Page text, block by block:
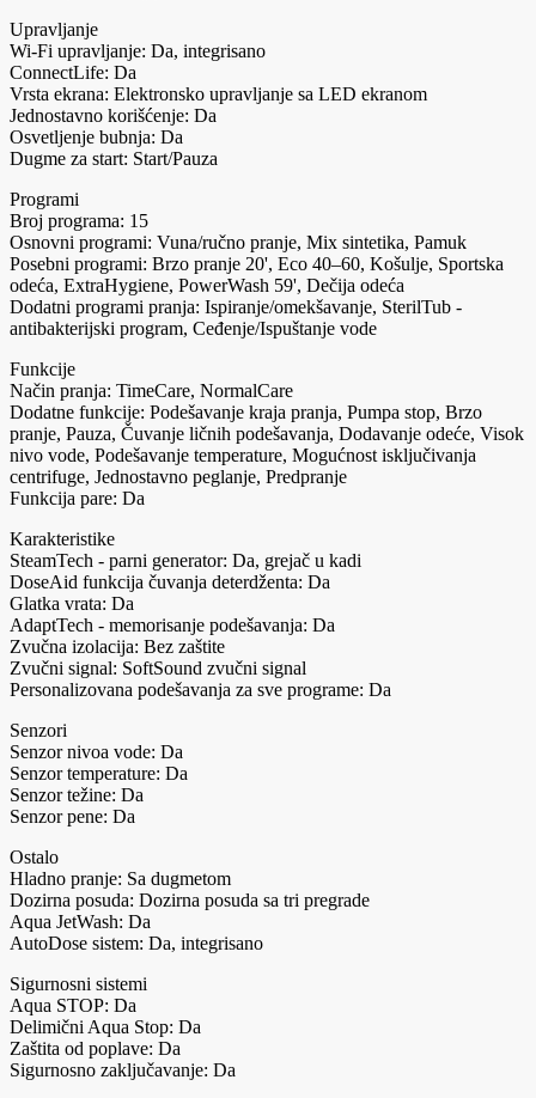
Upravljanje
Wi-Fi upravljanje: Da, integrisano
ConnectLife: Da
Vrsta ekrana: Elektronsko upravljanje sa LED ekranom
Jednostavno korišćenje: Da
Osvetljenje bubnja: Da
Dugme za start: Start/Pauza
Programi
Broj programa: 15
Osnovni programi: Vuna/ručno pranje, Mix sintetika, Pamuk
Posebni programi: Brzo pranje 20', Eco 40–60, Košulje, Sportska
odeća, ExtraHygiene, PowerWash 59', Dečija odeća
Dodatni programi pranja: Ispiranje/omekšavanje, SterilTub -
antibakterijski program, Ceđenje/Ispuštanje vode
Funkcije
Način pranja: TimeCare, NormalCare
Dodatne funkcije: Podešavanje kraja pranja, Pumpa stop, Brzo
pranje, Pauza, Čuvanje ličnih podešavanja, Dodavanje odeće, Visok
nivo vode, Podešavanje temperature, Mogućnost isključivanja
centrifuge, Jednostavno peglanje, Predpranje
Funkcija pare: Da
Karakteristike
SteamTech - parni generator: Da, grejač u kadi
DoseAid funkcija čuvanja deterdženta: Da
Glatka vrata: Da
AdaptTech - memorisanje podešavanja: Da
Zvučna izolacija: Bez zaštite
Zvučni signal: SoftSound zvučni signal
Personalizovana podešavanja za sve programe: Da
Senzori
Senzor nivoa vode: Da
Senzor temperature: Da
Senzor težine: Da
Senzor pene: Da
Ostalo
Hladno pranje: Sa dugmetom
Dozirna posuda: Dozirna posuda sa tri pregrade
Aqua JetWash: Da
AutoDose sistem: Da, integrisano
Sigurnosni sistemi
Aqua STOP: Da
Delimični Aqua Stop: Da
Zaštita od poplave: Da
Sigurnosno zaključavanje: Da